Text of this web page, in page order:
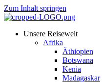
Zum Inhalt springen
Unsere Reisewelt
Afrika
Äthiopien
Botswana
Kenia
Madagaskar